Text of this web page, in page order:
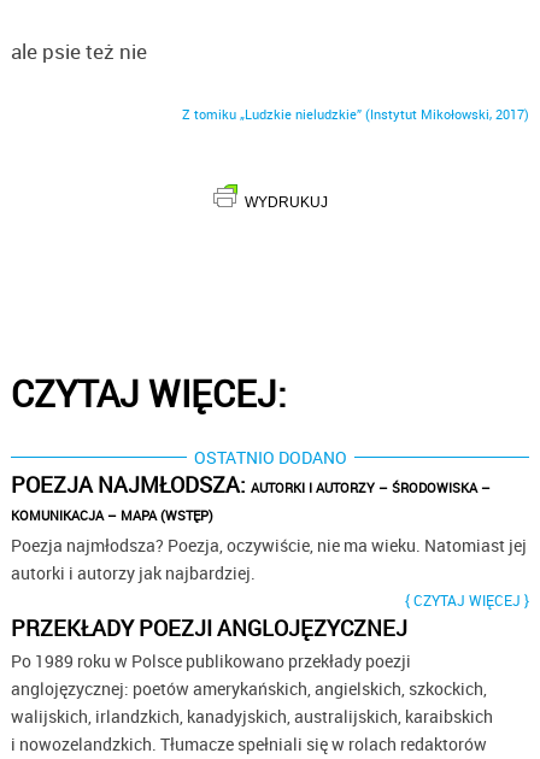
ale psie też nie
Z tomiku „Ludzkie nieludzkie” (Instytut Mikołowski, 2017)
WYDRUKUJ
CZYTAJ WIĘCEJ:
OSTATNIO DODANO
POEZJA NAJMŁODSZA: AUTORKI I AUTORZY – ŚRODOWISKA –
KOMUNIKACJA – MAPA (WSTĘP)
Poezja najmłodsza? Poezja, oczywiście, nie ma wieku. Natomiast jej
autorki i autorzy jak najbardziej.
CZYTAJ WIĘCEJ
PRZEKŁADY POEZJI ANGLOJĘZYCZNEJ
Po 1989 roku w Polsce publikowano przekłady poezji
anglojęzycznej: poetów amerykańskich, angielskich, szkockich,
walijskich, irlandzkich, kanadyjskich, australijskich, karaibskich
i nowozelandzkich. Tłumacze spełniali się w rolach redaktorów